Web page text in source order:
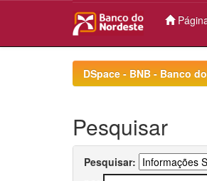
DSpace - BNB - Banco
Pesquisar
Pesquisar: